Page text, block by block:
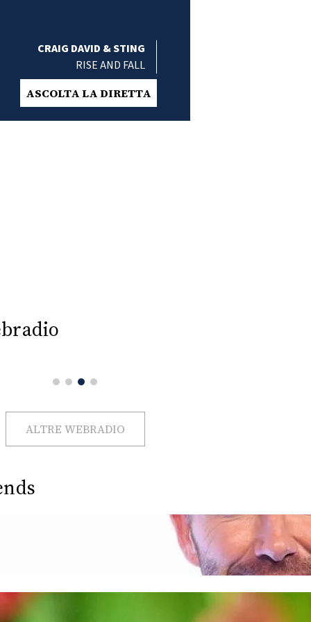
CRAIG DAVID & STING
RISE AND FALL
ASCOLTA LA DIRETTA
ALTRE WEBRADIO